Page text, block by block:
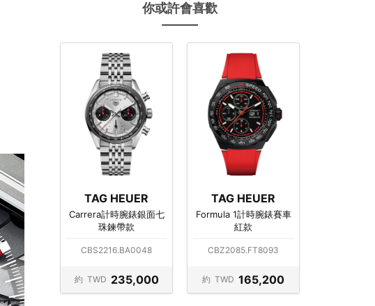
你或許會喜歡
TAG HEUER
Carrera計時腕錶銀面七
珠鍊帶款
CBS2216.BA0048
約 TWD 235,000
TAG HEUER
Formula 1計時腕錶賽車
紅款
CBZ2085.FT8093
約 TWD 165,200